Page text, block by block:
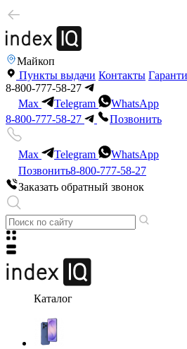
Майкоп
Пункты выдачи Контакты
8-800-777-58-27
Max
Telegram
WhatsApp
8-800-777-58-27
Позвонить
Max Telegram
WhatsApp
Позвонить8-800-777-58-27
Заказать обратный звонок
Каталог